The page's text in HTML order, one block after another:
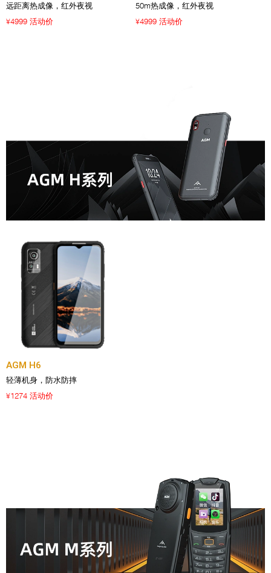
远距离热成像，红外夜视
¥4999 活动价
50m热成像，红外夜视
¥4999 活动价
AGM H6
轻薄机身，防水防摔
¥1274 活动价